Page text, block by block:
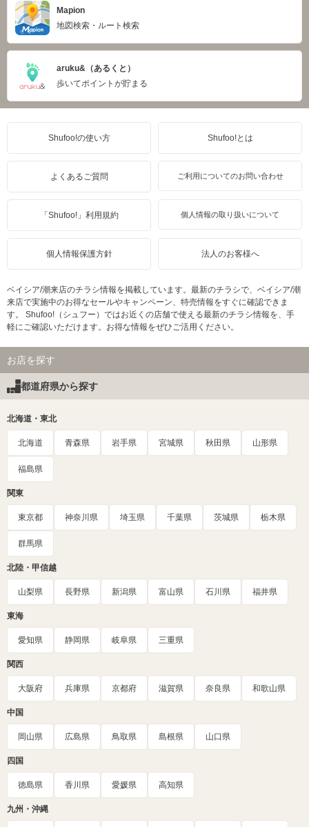
Mapion
地図検索・ルート検索
aruku&（あるくと）
歩いてポイントが貯まる
Shufoo!の使い方 Shufoo!とは
よくあるご質問 ご利用についてのお問い合わせ
「Shufoo!」利用規約 個人情報の取り扱いについて
個人情報保護方針 法人のお客様へ
ベイシア/潮来店のチラシ情報を掲載しています。最新のチラシで、ベイシア/潮
来店で実施中のお得なセールやキャンペーン、特売情報をすぐに確認できま
す。 Shufoo!（シュフー）ではお近くの店舗で使える最新のチラシ情報を、手
軽にご確認いただけます。お得な情報をぜひご活用ください。
お店を探す
都道府県から探す
北海道・東北
北海道 青森県 岩手県 宮城県 秋田県 山形県
福島県
関東
東京都 神奈川県 埼玉県 千葉県 茨城県 栃木県
群馬県
北陸・甲信越
山梨県 長野県 新潟県 富山県 石川県 福井県
東海
愛知県 静岡県 岐阜県 三重県
関西
大阪府 兵庫県 京都府 滋賀県 奈良県 和歌山県
中国
岡山県 広島県 鳥取県 島根県 山口県
四国
徳島県 香川県 愛媛県 高知県
九州・沖縄